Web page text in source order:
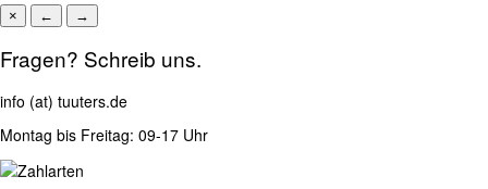
× ← →
Fragen? Schreib uns.
info (at) tuuters.de
Montag bis Freitag: 09-17 Uhr